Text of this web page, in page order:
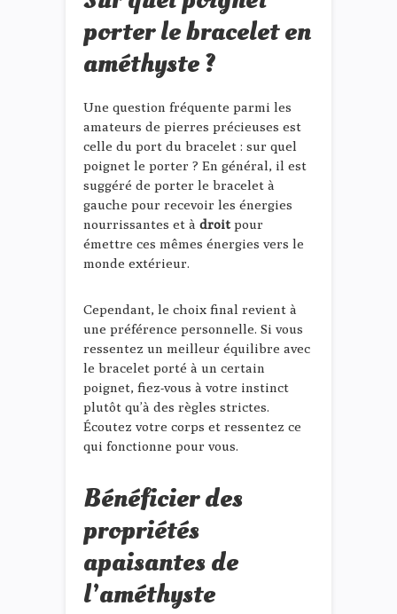
porter le bracelet en
améthyste ?
Une question fréquente parmi les
amateurs de pierres précieuses est
celle du port du bracelet : sur quel
poignet le porter ? En général, il est
suggéré de porter le bracelet à
gauche pour recevoir les énergies
nourrissantes et à droit pour
émettre ces mêmes énergies vers le
monde extérieur.
Cependant, le choix final revient à
une préférence personnelle. Si vous
ressentez un meilleur équilibre avec
le bracelet porté à un certain
poignet, fiez-vous à votre instinct
plutôt qu’à des règles strictes.
Écoutez votre corps et ressentez ce
qui fonctionne pour vous.
Bénéficier des
propriétés
apaisantes de
l’améthyste